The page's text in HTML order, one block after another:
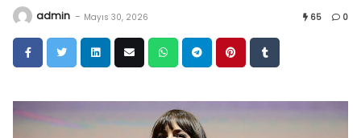
admin - Mayıs 30, 2026 65 0